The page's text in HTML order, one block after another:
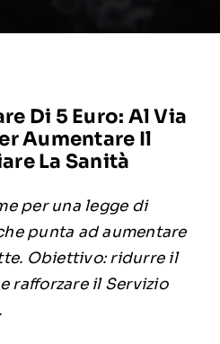
Di 5 Euro: Al Via
Aumentare Il
La Sanità
per una legge di
punta ad aumentare
Obiettivo: ridurre il
rafforzare il Servizio